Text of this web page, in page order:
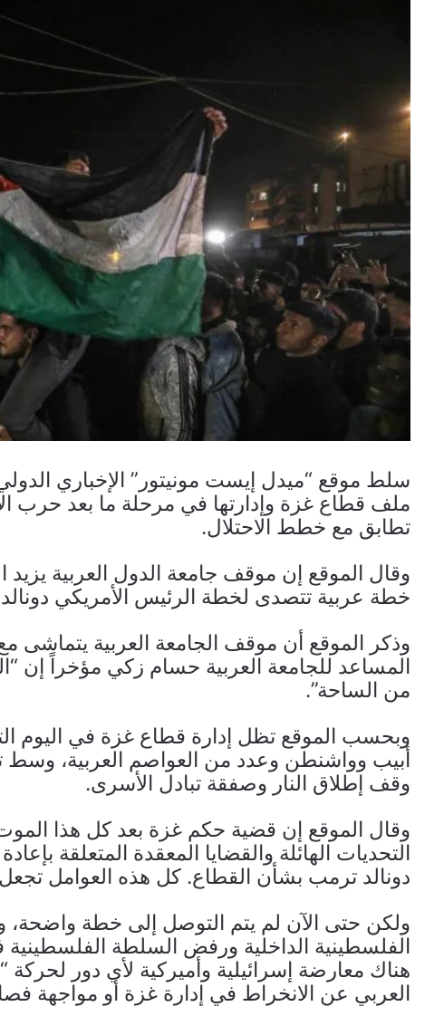
سلط موقع “ميدل إيست مونيتور” الإخباري
ملف قطاع غزة وإدارتها في مرحلة ما بعد حرب
تطابق مع خطط الاحتلال.
وقال الموقع إن موقف جامعة الدول العربية يزيد
خطة عربية تتصدى لخطة الرئيس الأمريكي
وذكر الموقع أن موقف الجامعة العربية يتماشى مع
المساعد للجامعة العربية حسام زكي مؤخراً إن
من الساحة”.
وبحسب الموقع تظل إدارة قطاع غزة في اليوم
أبيب وواشنطن وعدد من العواصم العربية، وسط
وقف إطلاق النار وصفقة تبادل الأسرى.
وقال الموقع إن قضية حكم غزة بعد كل هذا
التحديات الهائلة والقضايا المعقدة المتعلقة
دونالد ترمب بشأن القطاع. كل هذه العوامل
ولكن حتى الآن لم يتم التوصل إلى خطة واضحة،
الفلسطينية الداخلية ورفض السلطة
هناك معارضة إسرائيلية وأميركية لأي دور
العربي عن الانخراط في إدارة غزة أو مواجهة